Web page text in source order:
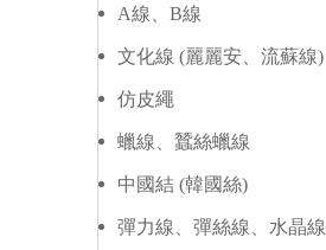
A線、B線
文化線 (麗麗安、流蘇線)
仿皮繩
蠟線、蠶絲蠟線
中國結 (韓國絲)
彈力線、彈絲線、水晶線